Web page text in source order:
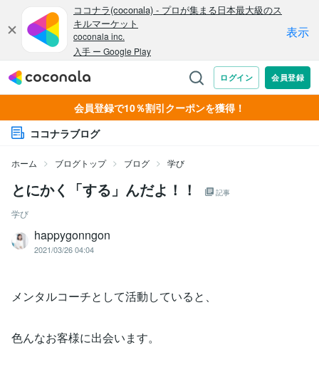
会員登録で10％割引クーポンを獲得！
ココナラブログ
ホーム ブログトップ ブログ 学び
とにかく「する」んだよ！！ 記事
学び
happygonngon
2021/03/26 04:04
メンタルコーチとして活動していると、
色んなお客様に出会います。